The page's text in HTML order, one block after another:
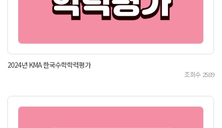
2024년 KMA 한국수학학력평가
조회수 2589